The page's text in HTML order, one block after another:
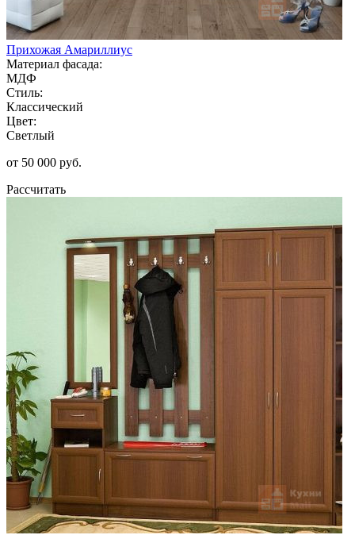
Прихожая Амариллиус
Материал фасада:
МДФ
Стиль:
Классический
Цвет:
Светлый
от 50 000 руб.
Рассчитать